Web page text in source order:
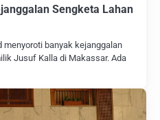
Sengketa Lahan
menyoroti banyak kejanggalan
Jusuf Kalla di Makassar. Ada